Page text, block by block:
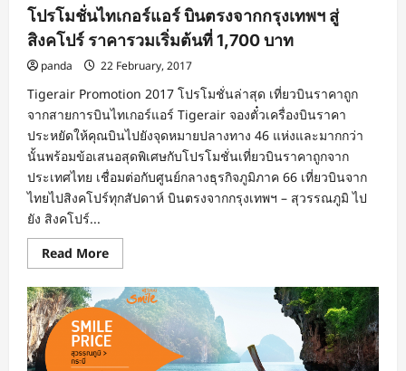
คะแนน
เฉพาะ
ลูกค้า
LINE
AirAsia
Thailand
เท่านั้น
โปรโมชั่นไทเกอร์แอร์ บินตรงจากกรุงเทพฯ สู่
สิงคโปร์ ราคารวมเริ่มต้นที่ 1,700 บาท
panda 22 February, 2017
Tigerair Promotion 2017 โปรโมชั่นล่าสุด เที่ยวบินราคาถูก
จากสายการบินไทเกอร์แอร์ Tigerair จองตั๋วเครื่องบินราคา
ประหยัดให้คุณบินไปยังจุดหมายปลางทาง 46 แห่งและมากกว่า
นั้นพร้อมข้อเสนอสุดพิเศษกับโปรโมชั่นเที่ยวบินราคาถูกจาก
ประเทศไทย เชื่อมต่อกับศูนย์กลางธุรกิจภูมิภาค 66 เที่ยวบินจาก
ไทยไปสิงคโปร์ทุกสัปดาห์ บินตรงจากกรุงเทพฯ – สุวรรณภูมิ ไป
ยัง สิงคโปร์...
Read MoreRead
more
โปร
โม
ชั่น
ไท
เกอร์
บิน